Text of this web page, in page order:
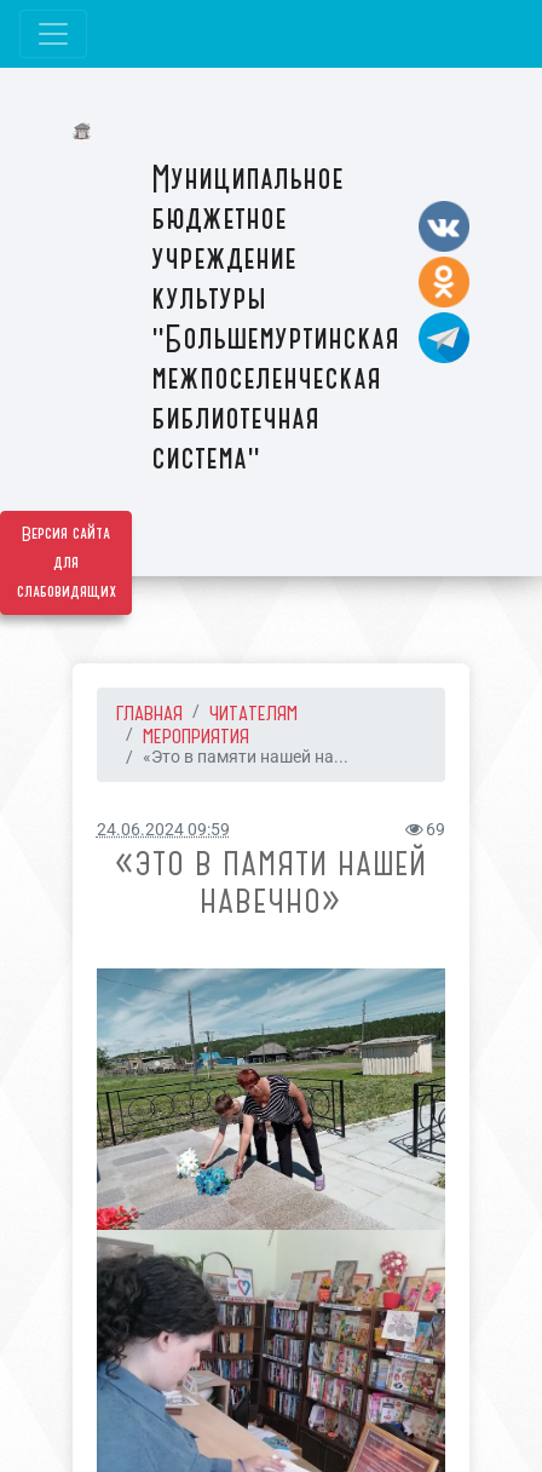
Версия сайта
для
слабовидящих
Муниципальное
бюджетное
учреждение
культуры
"Большемуртинская
межпоселенческая
библиотечная
система"
ГЛАВНАЯ
ЧИТАТЕЛЯМ
МЕРОПРИЯТИЯ
«Это в памяти нашей на...
24.06.2024 09:59 69
«ЭТО В ПАМЯТИ НАШЕЙ
НАВЕЧНО»